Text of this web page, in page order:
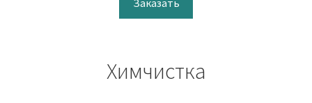
Заказать
Химчистка